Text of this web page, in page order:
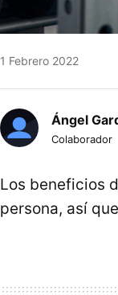
1 Febrero 2022
Ángel
Colaborador
Los beneficios
persona, así